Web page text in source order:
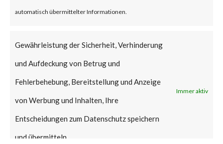
automatisch übermittelter Informationen.
Gewährleistung der Sicherheit, Verhinderung
und Aufdeckung von Betrug und
Fehlerbehebung, Bereitstellung und Anzeige
von Werbung und Inhalten, Ihre
Entscheidungen zum Datenschutz speichern
und übermitteln.
Immer aktiv
new supply chain attack,
following another notable
supply-chain attack that hit 3CX
in March of this year. While this
attack is believed to be
financially motivated, the